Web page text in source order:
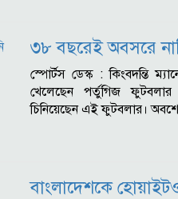
৩৮ বছরেই অবসরে
স্পোর্টস ডেস্ক : কিংবদন্তি
খেলেছেন পর্তুগিজ
চিনিয়েছেন এই ফুটবলার।
বাংলাদেশকে